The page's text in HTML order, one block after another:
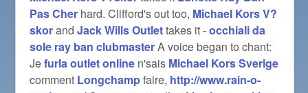
Pas Cher hard. Clifford's out too, Michael Kors V?
skorandJack Wills Outlettakes it -occhiali da
sole ray ban clubmasterA voice began to chant:
Jefurla outlet online n'sais Michael Kors Sverige
comment Longchampfaire, http://www.rain-o-